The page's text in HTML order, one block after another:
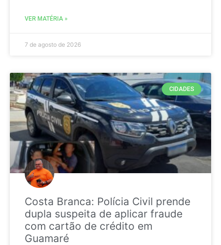
VER MATÉRIA »
7 de agosto de 2026
CIDADES
Costa Branca: Polícia Civil prende
dupla suspeita de aplicar fraude
com cartão de crédito em
Guamaré